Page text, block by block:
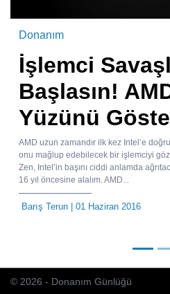
Donanım
İşlemci
Başlasın!
Yüzünü
AMD uzun zamandır ilk kez Intel’e
onu mağlup edebilecek bir işlemciyi
Zen, Intel’in başını ciddi anlamda
16 yıl öncesine alalım. AMD...
Barış Terun | 01 Haziran 2016
© 2026 - Donanım Günlüğü